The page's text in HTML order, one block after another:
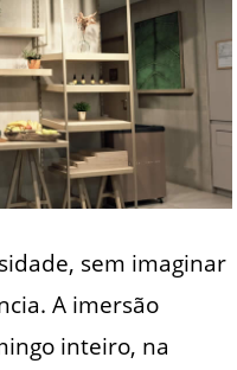
sem imaginar
A imersão
inteiro, na